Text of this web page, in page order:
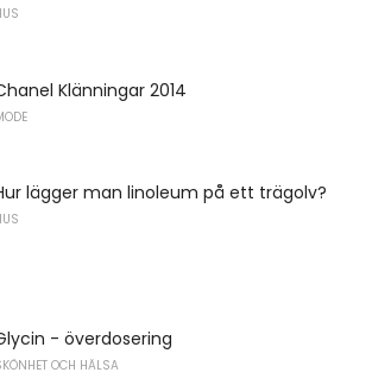
Klänningar 2014
lägger man linoleum på ett trägolv?
- överdosering
OCH HÄLSA